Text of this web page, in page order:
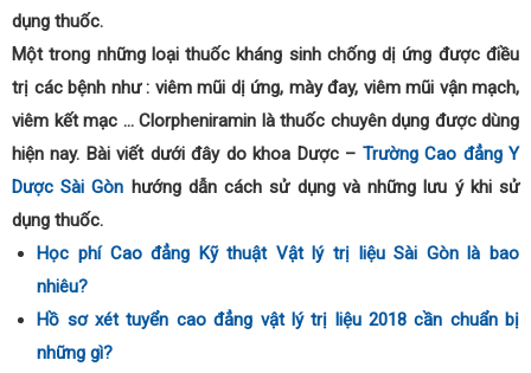
dụng thuốc.
Một trong những loại thuốc kháng sinh chống dị ứng được điều
trị các bệnh như : viêm mũi dị ứng, mày đay, viêm mũi vận mạch,
viêm kết mạc … Clorpheniramin là thuốc chuyên dụng được dùng
hiện nay. Bài viết dưới đây do khoa Dược – Trường Cao đẳng Y
Dược Sài Gòn hướng dẫn cách sử dụng và những lưu ý khi sử
dụng thuốc.
Học phí Cao đẳng Kỹ thuật Vật lý trị liệu Sài Gòn là bao
nhiêu?
Hồ sơ xét tuyển cao đẳng vật lý trị liệu 2018 cần chuẩn bị
những gì?